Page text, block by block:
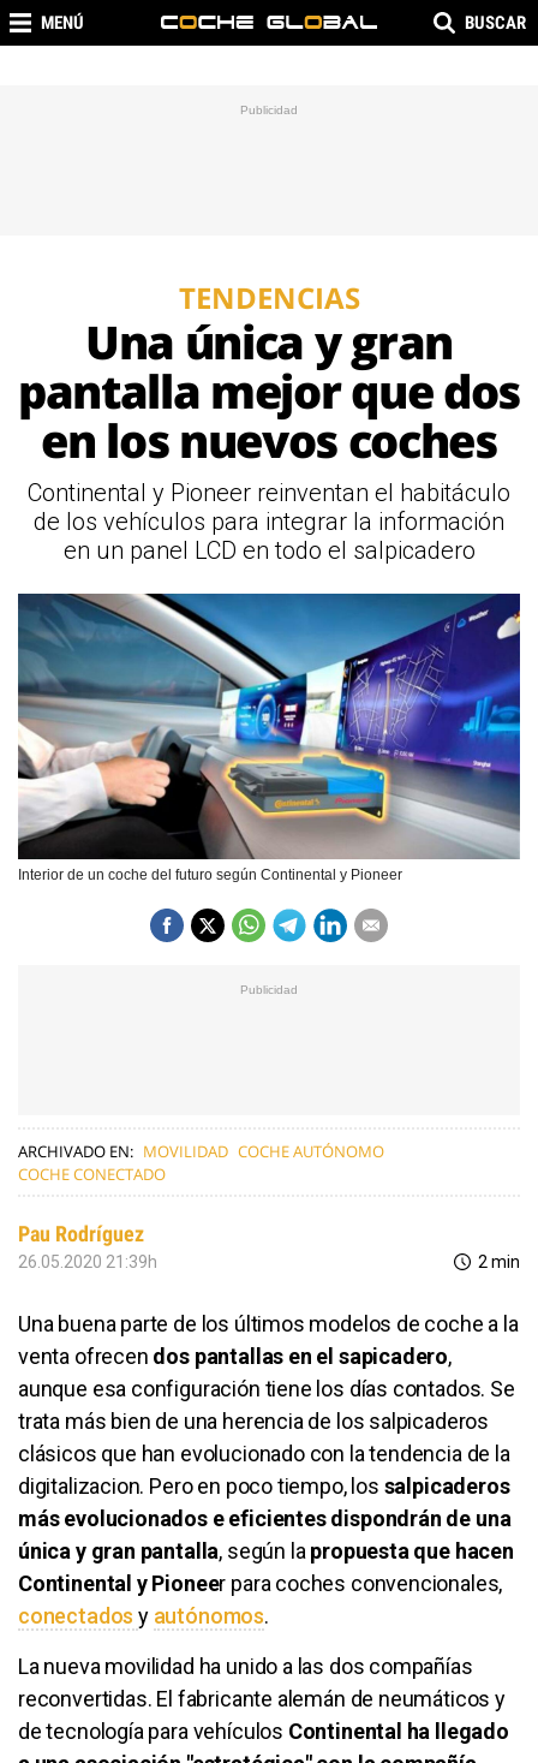
MENÚ BUSCAR
TENDENCIAS
Una única y gran
pantalla mejor que dos
en los nuevos coches
Continental y Pioneer reinventan el habitáculo
de los vehículos para integrar la información
en un panel LCD en todo el salpicadero
Interior de un coche del futuro según Continental y Pioneer
ARCHIVADO EN: MOVILIDAD COCHE AUTÓNOMO
COCHE CONECTADO
Pau Rodríguez
26.05.2020 21:39h 2 min
Una buena parte de los últimos modelos de coche a la
venta ofrecen dos pantallas en el sapicadero,
aunque esa configuración tiene los días contados. Se
trata más bien de una herencia de los salpicaderos
clásicos que han evolucionado con la tendencia de la
digitalizacion. Pero en poco tiempo, los salpicaderos
más evolucionados e eficientes dispondrán de una
única y gran pantalla, según la propuesta que hacen
Continental y Pioneer para coches convencionales,
conectadosy autónomos.
La nueva movilidad ha unido a las dos compañías
reconvertidas. El fabricante alemán de neumáticos y
de tecnología para vehículos Continental ha llegado